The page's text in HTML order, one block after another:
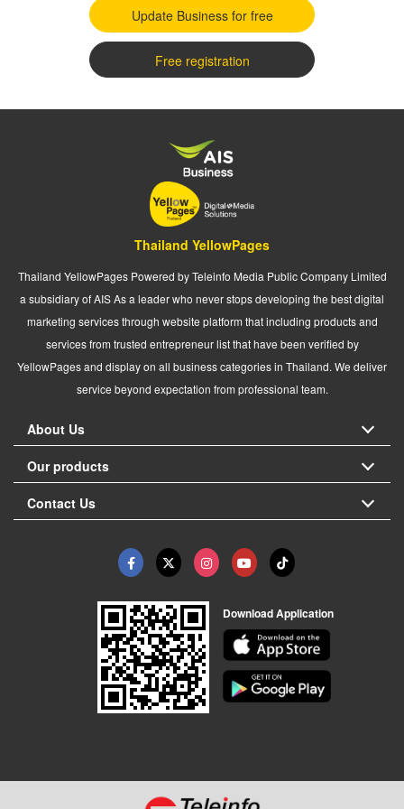
Update Business for free
Free registration
Thailand YellowPages
Thailand YellowPages Powered by Teleinfo Media Public Company Limited
a subsidiary of AIS As a leader who never stops developing the best digital
marketing services through website platform that including products and
services from trusted entrepreneur list that have been verified by
YellowPages and display on all business categories in Thailand. We deliver
service beyond expectation from professional team.
About Us
Our products
Contact Us
Download Application